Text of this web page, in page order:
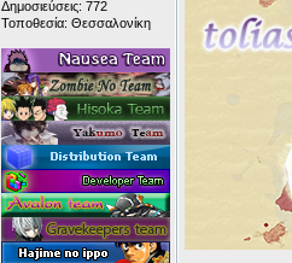
Δημοσιεύσεις: 772
Τοποθεσία: Θεσσαλονίκη